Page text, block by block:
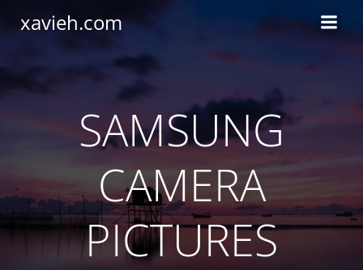
xavieh.com
SAMSUNG
CAMERA
PICTURES